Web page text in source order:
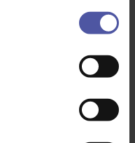
Lamellendesign mit
optisch perfekt zum